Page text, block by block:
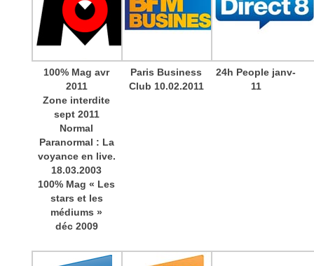
100% Mag avr
2011
Zone interdite
sept 2011
Normal
Paranormal : La
voyance en live.
18.03.2003
100% Mag « Les
stars et les
médiums »
déc 2009
Paris Business
Club 10.02.2011
24h People janv-
11